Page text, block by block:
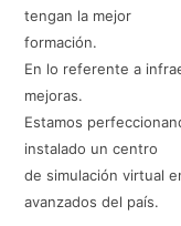
tengan la mejor
formación.
En lo referente a
mejoras.
Estamos
instalado un centro
de simulación virtual
avanzados del país.